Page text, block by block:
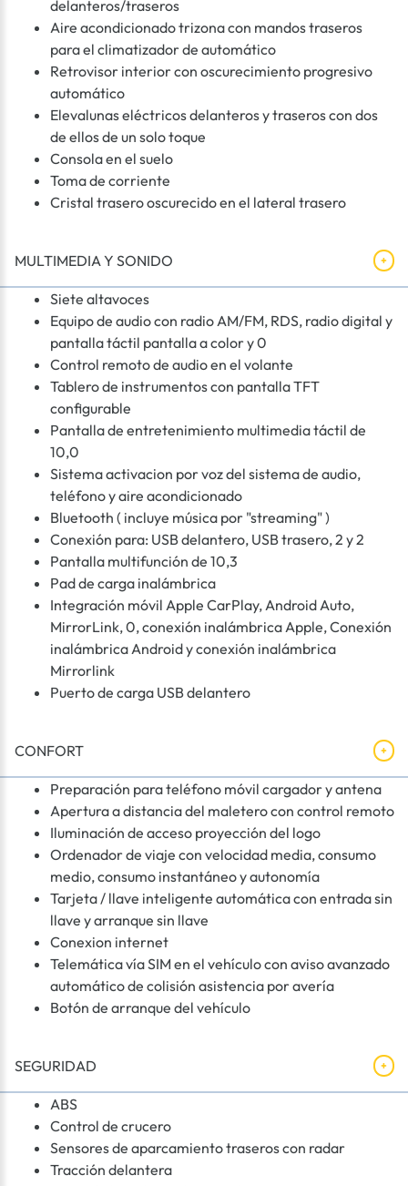
delanteros/traseros
Aire acondicionado trizona con mandos traseros
para el climatizador de automático
Retrovisor interior con oscurecimiento progresivo
automático
Elevalunas eléctricos delanteros y traseros con dos
de ellos de un solo toque
Consola en el suelo
Toma de corriente
Cristal trasero oscurecido en el lateral trasero
MULTIMEDIA Y SONIDO
Siete altavoces
Equipo de audio con radio AM/FM, RDS, radio digital y
pantalla táctil pantalla a color y 0
Control remoto de audio en el volante
Tablero de instrumentos con pantalla TFT
configurable
Pantalla de entretenimiento multimedia táctil de
10,0
Sistema activacion por voz del sistema de audio,
teléfono y aire acondicionado
Bluetooth ( incluye música por "streaming" )
Conexión para: USB delantero, USB trasero, 2 y 2
Pantalla multifunción de 10,3
Pad de carga inalámbrica
Integración móvil Apple CarPlay, Android Auto,
MirrorLink, 0, conexión inalámbrica Apple, Conexión
inalámbrica Android y conexión inalámbrica
Mirrorlink
Puerto de carga USB delantero
CONFORT
Preparación para teléfono móvil cargador y antena
Apertura a distancia del maletero con control remoto
Iluminación de acceso proyección del logo
Ordenador de viaje con velocidad media, consumo
medio, consumo instantáneo y autonomía
Tarjeta / llave inteligente automática con entrada sin
llave y arranque sin llave
Conexion internet
Telemática vía SIM en el vehículo con aviso avanzado
automático de colisión asistencia por avería
Botón de arranque del vehículo
SEGURIDAD
ABS
Control de crucero
Sensores de aparcamiento traseros con radar
Tracción delantera